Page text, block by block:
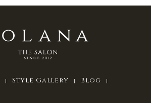
Style Gallery
Blog